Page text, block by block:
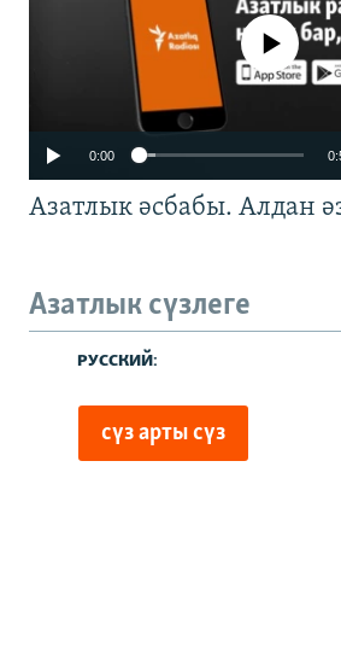
No media source
0:00
Азатлык әсбабы. Алдан
Азатлык сүзлеге